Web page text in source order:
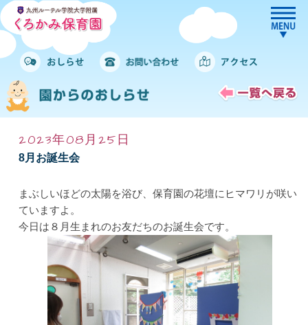
2023年08月25日
8月お誕生会
まぶしいほどの太陽を浴び、保育園の花壇にヒマワリが咲い
ていますよ。
今日は８月生まれのお友だちのお誕生会です。